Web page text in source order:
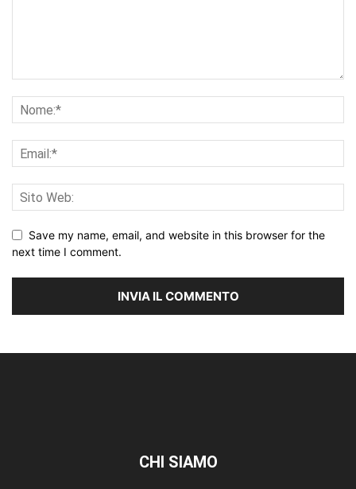
Save my name, email, and website in this browser for the
next time I comment.
CHI SIAMO